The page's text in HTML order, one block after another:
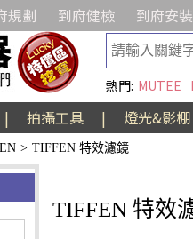
規劃 到府健檢 到府安裝
熱門: MUTEE
| 拍攝工具 | 燈光&影棚
> TIFFEN 特效濾鏡
TIFFEN 特效